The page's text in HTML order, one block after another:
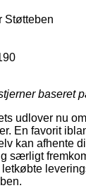
Støtteben
baseret
udlover nu
En favorit
kan afhente
særligt